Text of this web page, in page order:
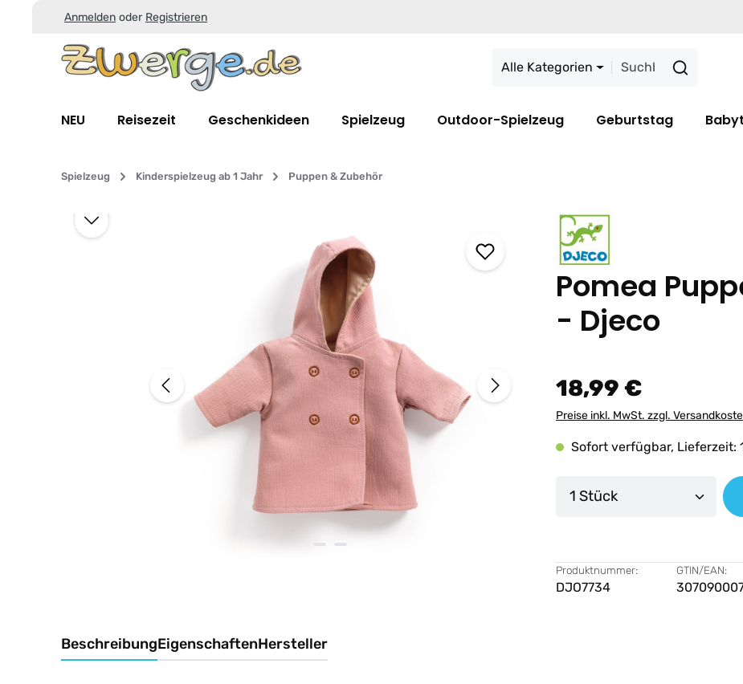
Zum Hauptinhalt springen
Zur Suche springen
Zur Hauptnavigation springen
Anmelden oder Registrieren
Alle Kategorien
NEU Reisezeit Geschenkideen Spielzeug Outdoor-Spielzeug Geburtstag
Spielzeug Kinderspielzeug ab 1 Jahr Puppen & Zubehör
Bildergalerie überspringen
Pomea
- Djeco
18,99 €
Preise inkl. MwSt. zzgl.
Sofort verfügbar, Lieferzeit:
Produkt Anzahl:
Produktnummer:
DJO7734
GTIN/EAN:
BeschreibungEigenschaftenHersteller